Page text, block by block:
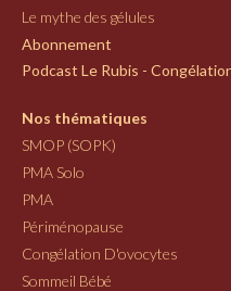
Le mythe des gélules
Abonnement
Podcast Le Rubis -
Nos thématiques
SMOP (SOPK)
PMA Solo
PMA
Périménopause
Congélation D'ovocytes
Sommeil Bébé